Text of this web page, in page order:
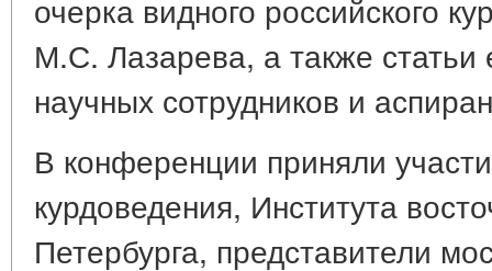
очерка видного российского
М.С. Лазарева, а также статьи
научных сотрудников и
В конференции приняли
курдоведения, Института
Петербурга, представители